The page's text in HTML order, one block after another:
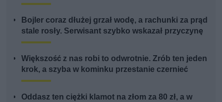
Bojler coraz dłużej grzał wodę, a rachunki za prąd
stale rosły. Serwisant szybko wskazał przyczynę
Większość z nas robi to odwrotnie. Zrób ten jeden
krok, a szyba w kominku przestanie czernieć
Oddasz ten ciężki klamot na złom za 80 zł, a w